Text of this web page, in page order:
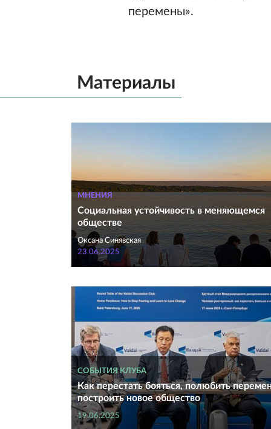
перемены».
Материалы
МНЕНИЯ
Социальная устойчивость в меняющемся
обществе
Оксана Синявская
23.06.2025
СОБЫТИЯ КЛУБА
Как перестать бояться, полюбить
построить новое общество
19.06.2025